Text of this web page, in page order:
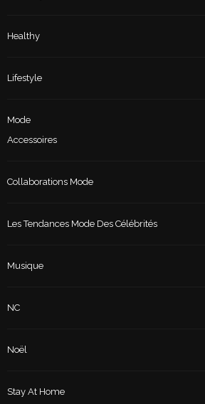
Healthy
Lifestyle
Mode
Accessoires
Collaborations Mode
Les Tendances Mode Des Célébrités
Musique
NC
Noël
Stay At Home